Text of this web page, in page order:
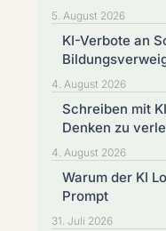
5. August 2026
KI-Verbote an
4. August 2026
Schreiben mit
Denken zu
4. August 2026
Warum der KI
Prompt
31. Juli 2026